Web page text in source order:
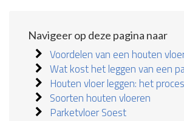
Navigeer op deze pagina naar
Voordelen van een houten
Wat kost het leggen van een
Houten vloer leggen: het proces
Soorten houten vloeren
Parketvloer Soest